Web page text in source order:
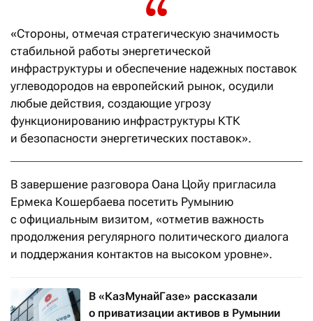
«Стороны, отмечая стратегическую значимость
стабильной работы энергетической
инфраструктуры и обеспечение надежных поставок
углеводородов на европейский рынок, осудили
любые действия, создающие угрозу
функционированию инфраструктуры КТК
и безопасности энергетических поставок».
В завершение разговора Оана Цойу пригласила
Ермека Кошербаева посетить Румынию
с официальным визитом, «отметив важность
продолжения регулярного политического диалога
и поддержания контактов на высоком уровне».
В «КазМунайГазе» рассказали
о приватизации активов в Румынии